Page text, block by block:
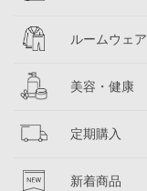
ルームウェア
美容・健康
定期購入
新着商品